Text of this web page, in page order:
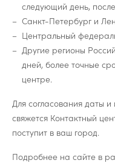
следующий день,
Санкт-Петербург и
Центральный
Другие регионы
дней, более точные
центре.
Для согласования даты
свяжется Контактный
поступит в ваш город.
Подробнее на сайте в